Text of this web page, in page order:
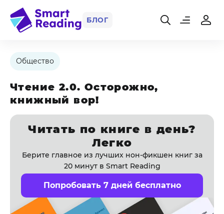
БЛОГ
Общество
Чтение 2.0. Осторожно,
книжный вор!
Читать по книге в день?
Легко
Берите главное из лучших нон-фикшен книг за
20 минут в Smart Reading
Попробовать 7 дней бесплатно